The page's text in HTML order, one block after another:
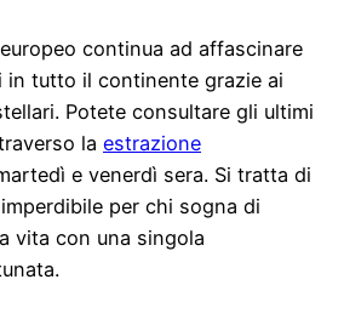
continua ad affascinare
in tutto il continente grazie ai
Potete consultare gli ultimi
la estrazione
e venerdì sera. Si tratta di
per chi sogna di
vita con una singola